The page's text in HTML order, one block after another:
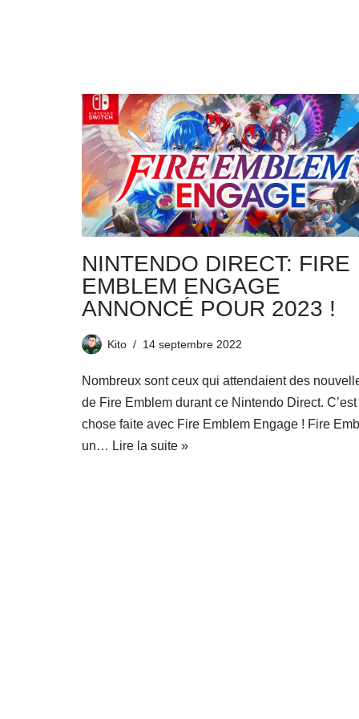
NINTENDO DIRECT: FIRE
EMBLEM ENGAGE
ANNONCÉ POUR 2023 !
Kito 14 septembre 2022
Nombreux sont ceux qui attendaient des
de Fire Emblem durant ce Nintendo Direct. C’est
chose faite avec Fire Emblem Engage ! Fire
un… Lire la suite »